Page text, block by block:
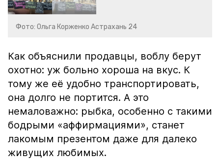
Фото: Ольга Корженко Астрахань 24
Как объяснили продавцы, воблу берут
охотно: уж больно хороша на вкус. К
тому же её удобно транспортировать,
она долго не портится. А это
немаловажно: рыбка, особенно с такими
бодрыми «аффирмациями», станет
лакомым презентом даже для далеко
живущих любимых.